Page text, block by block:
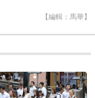
【編輯：馬華】